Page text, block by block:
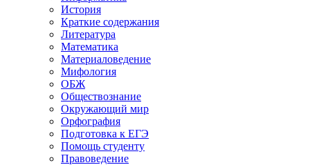
История
Краткие содержания
Литература
Математика
Материаловедение
Мифология
ОБЖ
Обществознание
Окружающий мир
Орфография
Подготовка к ЕГЭ
Помощь студенту
Правоведение